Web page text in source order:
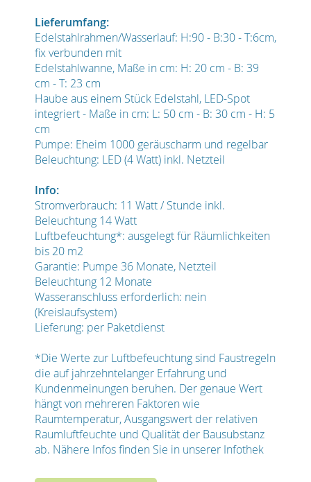
Lieferumfang:
Edelstahlrahmen/Wasserlauf: H:90 - B:30 - T:6cm,
fix verbunden mit
Edelstahlwanne, Maße in cm: H: 20 cm - B: 39
cm - T: 23 cm
Haube aus einem Stück Edelstahl, LED-Spot
integriert - Maße in cm: L: 50 cm - B: 30 cm - H: 5
cm
Pumpe: Eheim 1000 geräuscharm und regelbar
Beleuchtung: LED (4 Watt) inkl. Netzteil
Info:
Stromverbrauch: 11 Watt / Stunde inkl.
Beleuchtung 14 Watt
Luftbefeuchtung*: ausgelegt für Räumlichkeiten
bis 20 m2
Garantie: Pumpe 36 Monate, Netzteil
Beleuchtung 12 Monate
Wasseranschluss erforderlich: nein
(Kreislaufsystem)
Lieferung: per Paketdienst
*Die Werte zur Luftbefeuchtung sind Faustregeln
die auf jahrzehntelanger Erfahrung und
Kundenmeinungen beruhen. Der genaue Wert
hängt von mehreren Faktoren wie
Raumtemperatur, Ausgangswert der relativen
Raumluftfeuchte und Qualität der Bausubstanz
ab. Nähere Infos finden Sie in unserer Infothek